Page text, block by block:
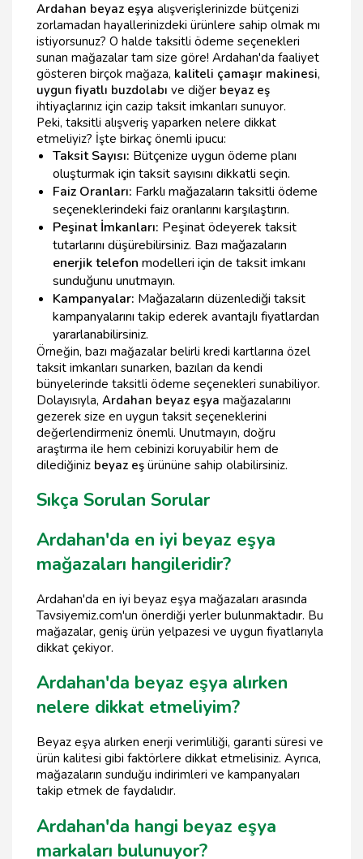
Ardahan beyaz eşya alışverişlerinizde bütçenizi
zorlamadan hayallerinizdeki ürünlere sahip olmak mı
istiyorsunuz? O halde taksitli ödeme seçenekleri
sunan mağazalar tam size göre! Ardahan'da faaliyet
gösteren birçok mağaza, kaliteli çamaşır makinesi,
uygun fiyatlı buzdolabı ve diğer beyaz eş
ihtiyaçlarınız için cazip taksit imkanları sunuyor.
Peki, taksitli alışveriş yaparken nelere dikkat
etmeliyiz? İşte birkaç önemli ipucu:
Taksit Sayısı: Bütçenize uygun ödeme planı
oluşturmak için taksit sayısını dikkatli seçin.
Faiz Oranları: Farklı mağazaların taksitli ödeme
seçeneklerindeki faiz oranlarını karşılaştırın.
Peşinat İmkanları: Peşinat ödeyerek taksit
tutarlarını düşürebilirsiniz. Bazı mağazaların
enerjik telefon modelleri için de taksit imkanı
sunduğunu unutmayın.
Kampanyalar: Mağazaların düzenlediği taksit
kampanyalarını takip ederek avantajlı fiyatlardan
yararlanabilirsiniz.
Örneğin, bazı mağazalar belirli kredi kartlarına özel
taksit imkanları sunarken, bazıları da kendi
bünyelerinde taksitli ödeme seçenekleri sunabiliyor.
Dolayısıyla, Ardahan beyaz eşya mağazalarını
gezerek size en uygun taksit seçeneklerini
değerlendirmeniz önemli. Unutmayın, doğru
araştırma ile hem cebinizi koruyabilir hem de
dilediğiniz beyaz eş ürününe sahip olabilirsiniz.
Sıkça Sorulan Sorular
Ardahan'da en iyi beyaz eşya
mağazaları hangileridir?
Ardahan'da en iyi beyaz eşya mağazaları arasında
Tavsiyemiz.com'un önerdiği yerler bulunmaktadır. Bu
mağazalar, geniş ürün yelpazesi ve uygun fiyatlarıyla
dikkat çekiyor.
Ardahan'da beyaz eşya alırken
nelere dikkat etmeliyim?
Beyaz eşya alırken enerji verimliliği, garanti süresi ve
ürün kalitesi gibi faktörlere dikkat etmelisiniz. Ayrıca,
mağazaların sunduğu indirimleri ve kampanyaları
takip etmek de faydalıdır.
Ardahan'da hangi beyaz eşya
markaları bulunuyor?